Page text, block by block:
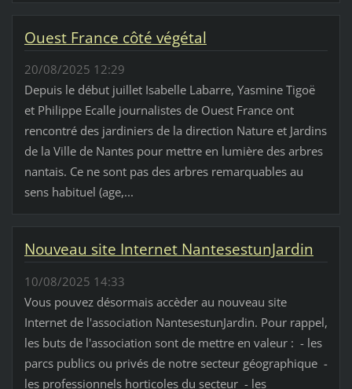
Ouest France côté végétal
20/08/2025 12:29
Depuis le début juillet Isabelle Labarre, Yasmine Tigoë
et Philippe Ecalle journalistes de Ouest France ont
rencontré des jardiniers de la direction Nature et Jardins
de la Ville de Nantes pour mettre en lumière des arbres
nantais. Ce ne sont pas des arbres remarquables au
sens habituel (age,...
Nouveau site Internet NantesestunJardin
10/08/2025 14:33
Vous pouvez désormais accèder au nouveau site
Internet de l'association NantesestunJardin. Pour rappel,
les buts de l'association sont de mettre en valeur : - les
parcs publics ou privés de notre secteur géographique -
les professionnels horticoles du secteur - les